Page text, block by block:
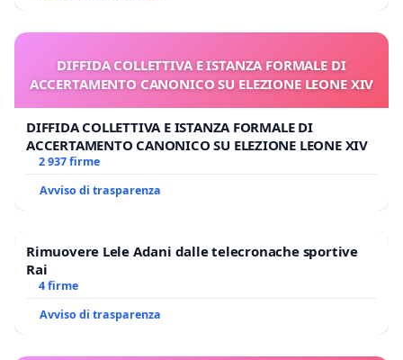
DIFFIDA COLLETTIVA E ISTANZA FORMALE DI
ACCERTAMENTO CANONICO SU ELEZIONE LEONE XIV
DIFFIDA COLLETTIVA E ISTANZA FORMALE DI
ACCERTAMENTO CANONICO SU ELEZIONE LEONE XIV
2 937 firme
Avviso di trasparenza
Rimuovere Lele Adani dalle telecronache sportive
Rai
4 firme
Avviso di trasparenza